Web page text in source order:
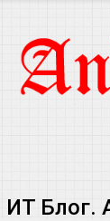
ИТ Блог.